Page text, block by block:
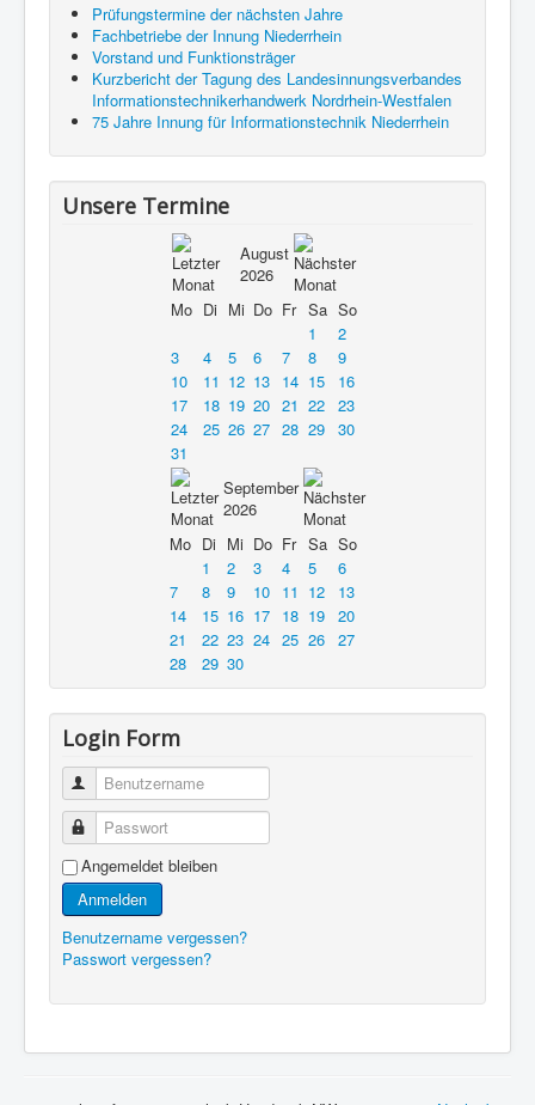
Prüfungstermine der nächsten Jahre
Fachbetriebe der Innung Niederrhein
Vorstand und Funktionsträger
Kurzbericht der Tagung des Landesinnungsverbandes
Informationstechnikerhandwerk Nordrhein-Westfalen
75 Jahre Innung für Informationstechnik Niederrhein
Unsere Termine
August
2026
Mo Di Mi Do Fr Sa So
1
2
3
4 5 6 7 8
9
10
11 12 13 14 15
16
17
18 19 20 21 22
23
24
25 26 27 28 29
30
31
September
2026
Mo Di Mi Do Fr Sa So
1
2 3 4 5
6
7
8 9 10 11 12
13
14
15 16 17 18 19
20
21
22 23 24 25 26
27
28
29 30
Login Form
Benutzername
Passwort
Angemeldet bleiben
Anmelden
Benutzername vergessen?
Passwort vergessen?